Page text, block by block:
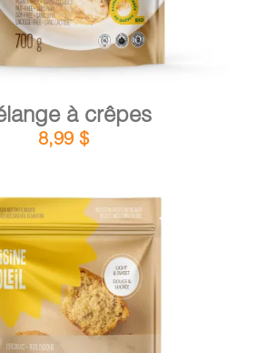
à crêpes
8,99 $